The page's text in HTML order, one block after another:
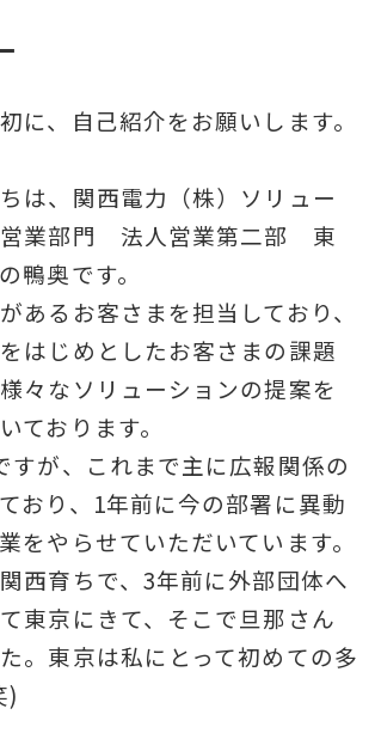
に、自己紹介をお願いします。
は、関西電力（株）ソリュー
業部門 法人営業第二部 東
鴨奥です。
あるお客さまを担当しており、
はじめとしたお客さまの課題
々なソリューションの提案を
ております。
すが、これまで主に広報関係の
おり、1年前に今の部署に異動
をやらせていただいています。
西育ちで、3年前に外部団体へ
東京にきて、そこで旦那さん
。東京は私にとって初めての多
)